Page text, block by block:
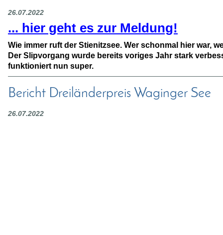
26.07.2022
... hier geht es zur Meldung!
Wie immer ruft der Stienitzsee. Wer schonmal hier war,
Der Slipvorgang wurde bereits voriges Jahr stark
funktioniert nun super.
Bericht Dreiländerpreis Waginger See
26.07.2022